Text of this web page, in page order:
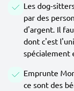
Les dog-
par des
d'argent. Il
dont c'est
spécialement
Emprunte
ce sont des